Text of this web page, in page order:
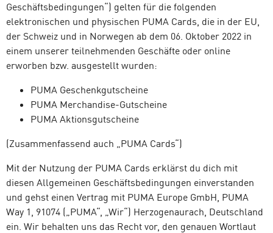
Geschäftsbedingungen“) gelten für die folgenden
elektronischen und physischen PUMA Cards, die in der EU,
der Schweiz und in Norwegen ab dem 06. Oktober 2022 in
einem unserer teilnehmenden Geschäfte oder online
erworben bzw. ausgestellt wurden:
PUMA Geschenkgutscheine
PUMA Merchandise-Gutscheine
PUMA Aktionsgutscheine
(Zusammenfassend auch „PUMA Cards“)
Mit der Nutzung der PUMA Cards erklärst du dich mit
diesen Allgemeinen Geschäftsbedingungen einverstanden
und gehst einen Vertrag mit PUMA Europe GmbH, PUMA
Way 1, 91074 („PUMA“, „Wir“) Herzogenaurach, Deutschland
ein. Wir behalten uns das Recht vor, den genauen Wortlaut